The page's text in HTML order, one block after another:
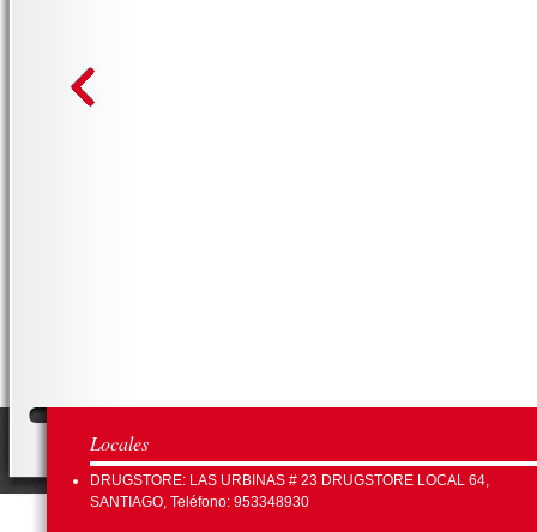
Locales
DRUGSTORE: LAS URBINAS # 23 DRUGSTORE LOCAL 64,
SANTIAGO, Teléfono: 953348930